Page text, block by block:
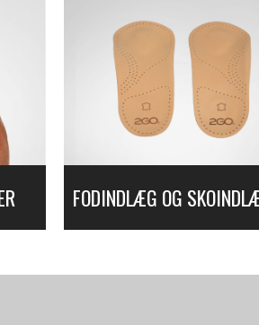
FODINDLÆG OG